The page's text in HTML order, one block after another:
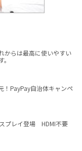
からは最高に使いやすい
！PayPay自治体キャンペ
プレイ登場 HDMI不要